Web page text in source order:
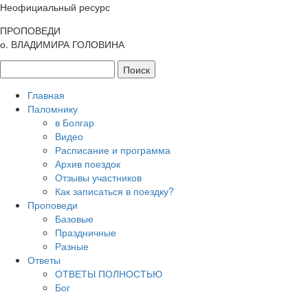
Неофициальный ресурс
ПРОПОВЕДИ
о. ВЛАДИМИРА ГОЛОВИНА
Главная
Паломнику
в Болгар
Видео
Расписание и программа
Архив поездок
Отзывы участников
Как записаться в поездку?
Проповеди
Базовые
Праздничные
Разные
Ответы
ОТВЕТЫ ПОЛНОСТЬЮ
Бог